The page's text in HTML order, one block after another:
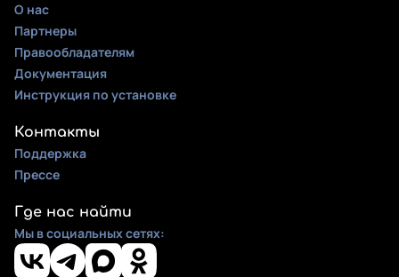
О нас
Партнеры
Правообладателям
Документация
Инструкция по установке
Контакты
Поддержка
Прессе
Где нас найти
Мы в социальных сетях: